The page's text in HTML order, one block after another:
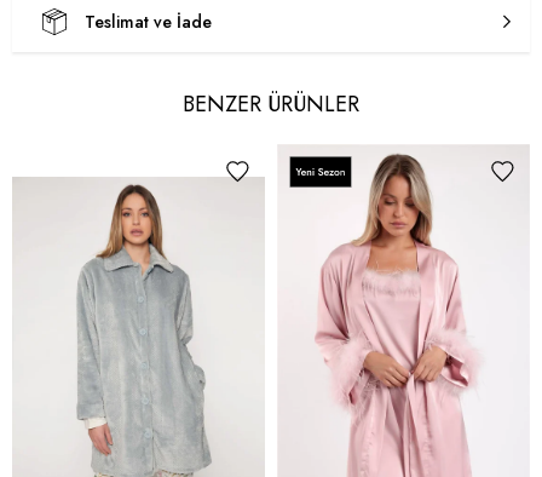
Teslimat ve İade
BENZER ÜRÜNLER